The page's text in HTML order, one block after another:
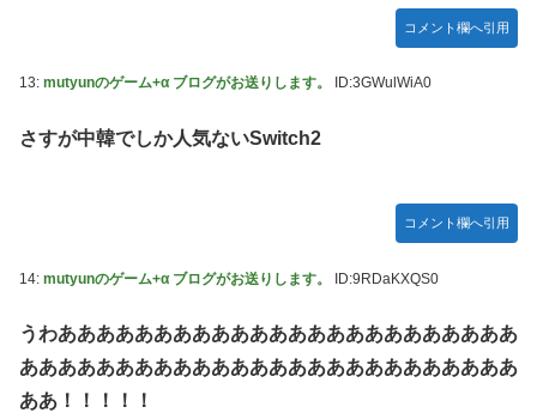
コメント欄へ引用
13: mutyunのゲーム+α ブログがお送りします。 ID:3GWulWiA0
さすが中韓でしか人気ないSwitch2
コメント欄へ引用
14: mutyunのゲーム+α ブログがお送りします。 ID:9RDaKXQS0
うわああああああああああああああああああああああああ
ああああああああああああああああああああああああああ
ああ！！！！！